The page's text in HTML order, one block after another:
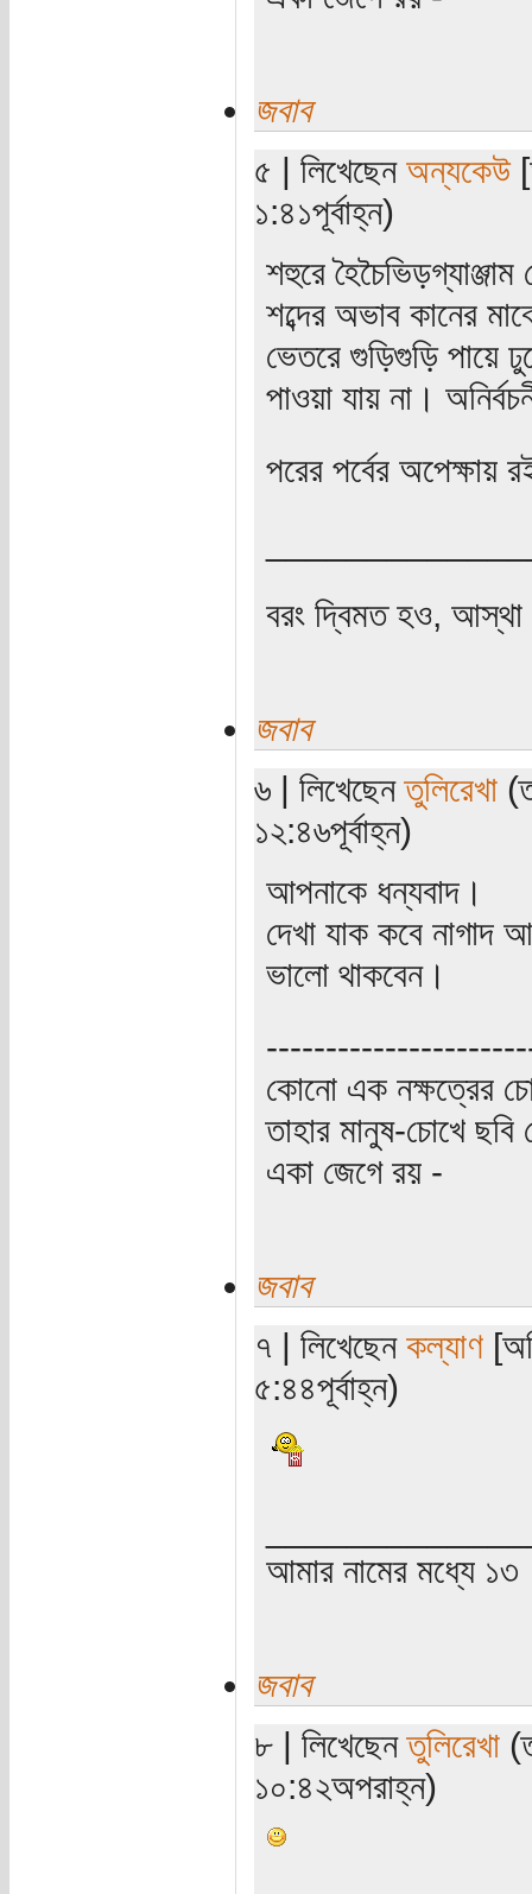
জবাব
৫ | লিখেছেন অন্যকেউ
১:৪১পূর্বাহ্ন)
শহুরে
শব্দের অভাব কানের
ভেতরে গুড়িগুড়ি পায়ে
পাওয়া যায় না।
পরের পর্বের অপেক্ষায়
বরং দ্বিমত হও, আস্থা
জবাব
৬ | লিখেছেনতুলিরেখা
১২:৪৬পূর্বাহ্ন)
আপনাকে ধন্যবাদ।
দেখা যাক কবে নাগাদ
ভালো থাকবেন।
কোনো এক নক্ষত্রের
তাহার মানুষ-চোখে ছবি
একা জেগে রয় -
জবাব
৭ | লিখেছেন কল্যাণ
৫:৪৪পূর্বাহ্ন)
আমার নামের মধ্যে ১৩
জবাব
৮ | লিখেছেনতুলিরেখা
১০:৪২অপরাহ্ন)